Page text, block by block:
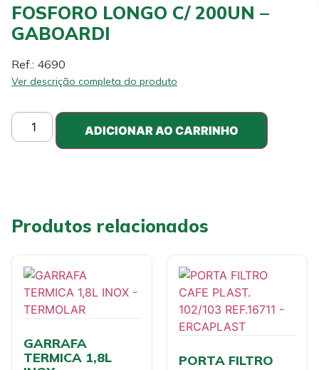
FOSFORO LONGO C/ 200UN –
GABOARDI
Ref.: 4690
Ver descrição completa do produto
ADICIONAR AO CARRINHO
Produtos relacionados
GARRAFA
TERMICA 1,8L
PORTA FILTRO